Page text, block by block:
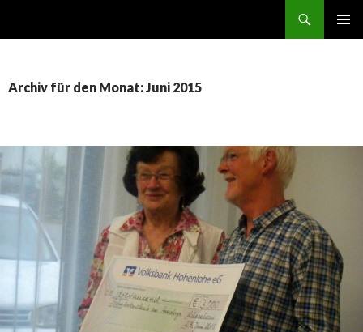
Archiv für den Monat: Juni 2015